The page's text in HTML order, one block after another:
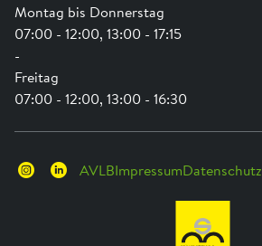
Montag bis Donnerstag
07:00 - 12:00, 13:00 - 17:15
-
Freitag
07:00 - 12:00, 13:00 - 16:30
AVLBImpressumDatenschutz